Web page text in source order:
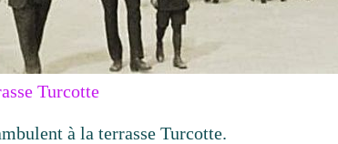
Turcotte
à la terrasse Turcotte.